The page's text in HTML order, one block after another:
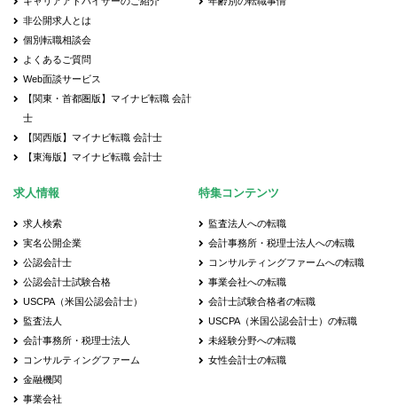
非公開求人とは
個別転職相談会
よくあるご質問
Web面談サービス
【関東・首都圏版】マイナビ転職 会計
士
【関西版】マイナビ転職 会計士
【東海版】マイナビ転職 会計士
求人情報
求人検索
実名公開企業
公認会計士
公認会計士試験合格
USCPA（米国公認会計士）
監査法人
会計事務所・税理士法人
コンサルティングファーム
金融機関
事業会社
特集コンテンツ
監査法人への転職
会計事務所・税理士法人への転職
コンサルティングファームへの転職
事業会社への転職
会計士試験合格者の転職
USCPA（米国公認会計士）の転職
未経験分野への転職
女性会計士の転職